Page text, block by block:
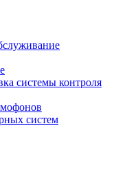
системы контроля
систем